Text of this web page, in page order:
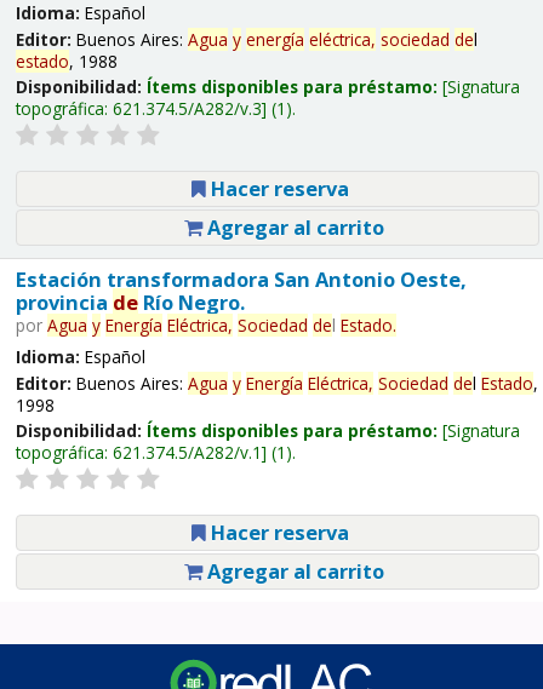
Idioma: Español
Editor: Buenos Aires: Agua y energía eléctrica, sociedad del
estado, 1988
Disponibilidad: Ítems disponibles para préstamo: Signatura
topográfica: 621.374.5/A282/v.3 (1).
Hacer reserva
Agregar al carrito
Estación transformadora San Antonio Oeste,
provincia deRío Negro.
por Agua y Energía Eléctrica, Sociedad del Estado.
Idioma: Español
Editor: Buenos Aires: Agua y Energía Eléctrica, Sociedad del Estado,
1998
Disponibilidad: Ítems disponibles para préstamo: Signatura
topográfica: 621.374.5/A282/v.1 (1).
Hacer reserva
Agregar al carrito